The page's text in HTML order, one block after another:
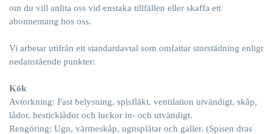
om du vill anlita oss vid enstaka tillfällen eller skaffa ett
abonnemang hos oss.
Vi arbetar utifrån ett standardavtal som omfattar storstädning enligt
nedanstående punkter:
Kök
Avtorkning: Fast belysning, spisfläkt, ventilation utvändigt, skåp,
lådor, besticklådor och luckor in- och utvändigt.
Rengöring: Ugn, värmeskåp, ugnsplåtar och galler. (Spisen dras